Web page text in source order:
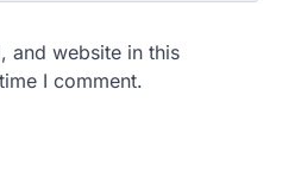
and website in this
I comment.